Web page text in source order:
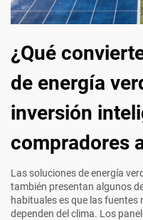
¿Qué
de energía
inversión
compradores
Las soluciones de energía
también presentan algunos
habituales es que las fuentes
dependen del clima. Los